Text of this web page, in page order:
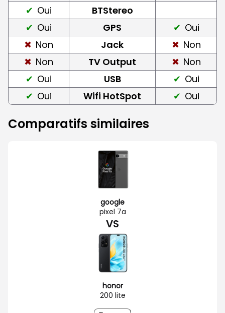
Oui
BTStereo
Oui
GPS
Oui
Non
Jack
Non
Non
TV Output
Non
Oui
USB
Oui
Oui
Wifi HotSpot Oui
Comparatifs similaires
google
pixel 7a
VS
honor
200 lite